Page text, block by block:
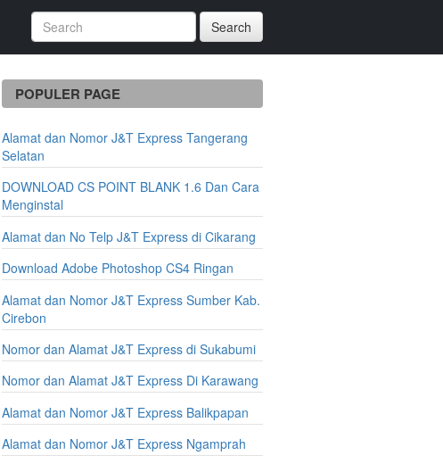
Search
POPULER PAGE
Alamat dan Nomor J&T Express Tangerang
Selatan
DOWNLOAD CS POINT BLANK 1.6 Dan Cara
Menginstal
Alamat dan No Telp J&T Express di Cikarang
Download Adobe Photoshop CS4 Ringan
Alamat dan Nomor J&T Express Sumber Kab.
Cirebon
Nomor dan Alamat J&T Express di Sukabumi
Nomor dan Alamat J&T Express Di Karawang
Alamat dan Nomor J&T Express Balikpapan
Alamat dan Nomor J&T Express Ngamprah